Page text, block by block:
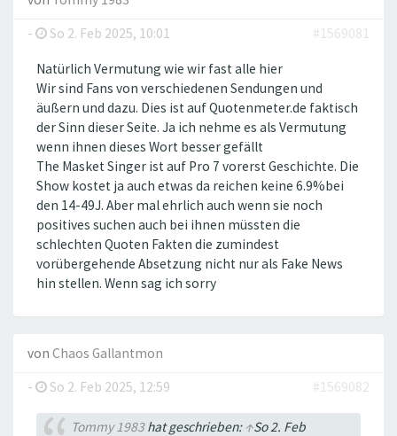
-
So 2. Feb 2025, 10:01 #1569081
Natürlich Vermutung wie wir fast alle hier
Wir sind Fans von verschiedenen Sendungen und
äußern und dazu. Dies ist auf Quotenmeter.de faktisch
der Sinn dieser Seite. Ja ich nehme es als Vermutung
wenn ihnen dieses Wort besser gefällt
The Masket Singer ist auf Pro 7 vorerst Geschichte. Die
Show kostet ja auch etwas da reichen keine 6.9%bei
den 14-49J. Aber mal ehrlich auch wenn sie noch
positives suchen auch bei ihnen müssten die
schlechten Quoten Fakten die zumindest
vorübergehende Absetzung nicht nur als Fake News
hin stellen. Wenn sag ich sorry
von Chaos Gallantmon
-
So 2. Feb 2025, 12:59 #1569082
Tommy 1983hat geschrieben: ↑So 2. Feb